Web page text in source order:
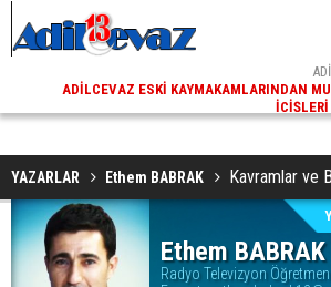
ADILCEVAZ ESKI KAYMAKAMLARINDAN
YAZARLAR Ethem BABRAK Kavramlar ve
Ethem BABRAK
Radyo Televizyon Öğretmeni